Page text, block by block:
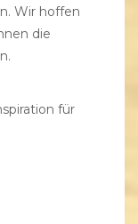
Wir hoffen
die
für